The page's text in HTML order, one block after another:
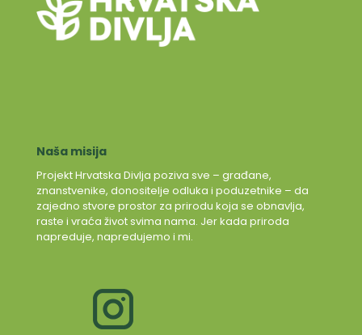
Naša misija
Projekt Hrvatska Divlja poziva sve – građane,
znanstvenike, donositelje odluka i poduzetnike – da
zajedno stvore prostor za prirodu koja se obnavlja,
raste i vraća život svima nama. Jer kada priroda
napreduje, napredujemo i mi.